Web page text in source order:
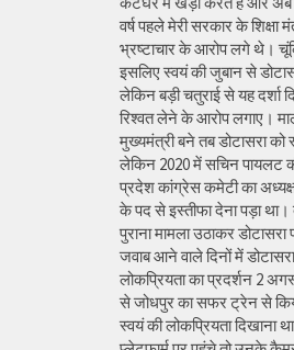
वर्ष पहले मेरी सरकार के शिक्षा
भ्रष्टाचार के आरोप लगे थे।
इसलिए स्वयं की जुबान से
लेकिन बड़ी चतुराई से यह दर्शा
रिश्वत लेने के आरोप लगाए।
मुख्यमंत्री बने तब डोटासरा को
लेकिन 2020 में सचिन पायलट
प्रदेश कांग्रेस कमेटी का अध्यक्ष
के पद से इस्तीफा देना पड़ा था।
पुराना मामला उठाकर
जवाब आने वाले दिनों में
लोकप्रियता का प्रदर्शन 2
से जोधपुर का सफर ट्रेन से
स्वयं की लोकप्रियता